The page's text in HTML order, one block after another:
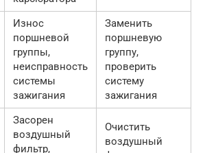
Износ
поршневой
группы,
неисправность
системы
зажигания
Заменить
поршневую
группу,
проверить
систему
зажигания
Засорен
воздушный
фильтр,
Очистить
воздушный